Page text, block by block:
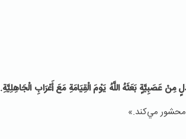
عَصَبِيَّةٍ بَعَثَهُ اللَّهُ يَوْمَ الْقِيَامَةِ مَعَ أَعْرَابِ‏ الْجَاهِلِيَّةِ.
محشور مي‌كند.»